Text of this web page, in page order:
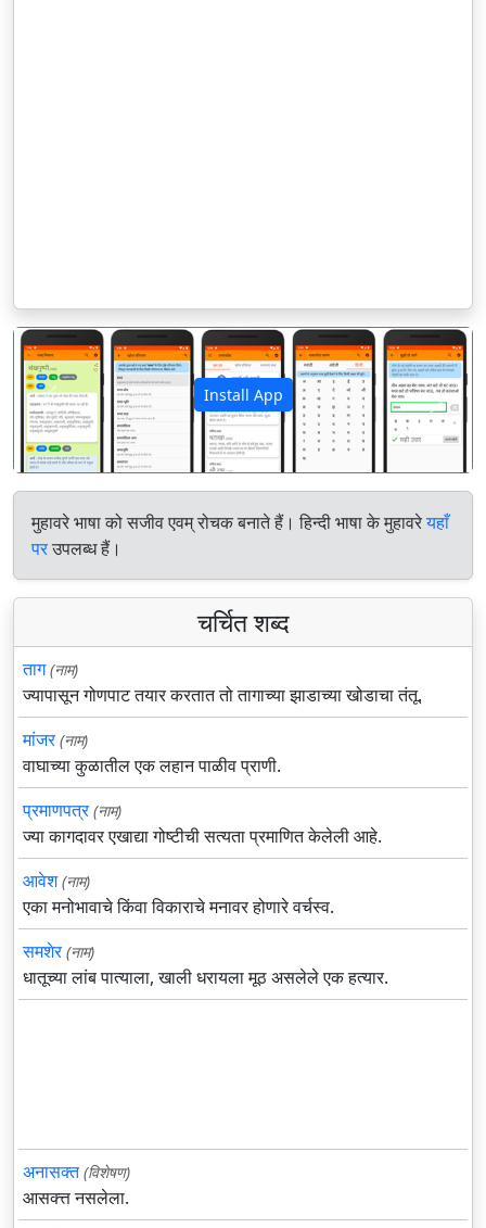
Install App
पिछला अगला
मुहावरे भाषा को सजीव एवम् रोचक बनाते हैं। हिन्दी भाषा के मुहावरेयहाँ
परउपलब्ध हैं।
चर्चित शब्द
ताग (नाम)
ज्यापासून गोणपाट तयार करतात तो तागाच्या झाडाच्या खोडाचा तंतू.
मांजर (नाम)
वाघाच्या कुळातील एक लहान पाळीव प्राणी.
प्रमाणपत्र (नाम)
ज्या कागदावर एखाद्या गोष्टीची सत्यता प्रमाणित केलेली आहे.
आवेश (नाम)
एका मनोभावाचे किंवा विकाराचे मनावर होणारे वर्चस्व.
समशेर (नाम)
धातूच्या लांब पात्याला, खाली धरायला मूठ असलेले एक हत्यार.
अनासक्त (विशेषण)
आसक्त्त नसलेला.